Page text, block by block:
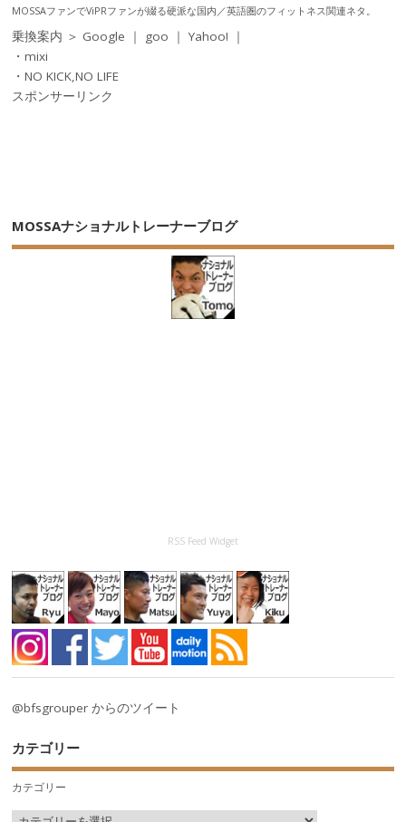
MOSSAファンでViPRファンが綴る硬派な国内／英語圏のフィットネス関連ネタ。
乗換案内 ＞ Google ｜ goo ｜Yahoo! ｜
・mixi
・NO KICK,NO LIFE
スポンサーリンク
MOSSAナショナルトレーナーブログ
RSS Feed Widget
@bfsgrouper からのツイート
カテゴリー
カテゴリー